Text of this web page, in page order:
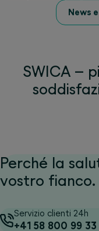
News
SWICA –
Perché la
vostro fianco.
Servizio clienti 24h
+41 58 800 99 33